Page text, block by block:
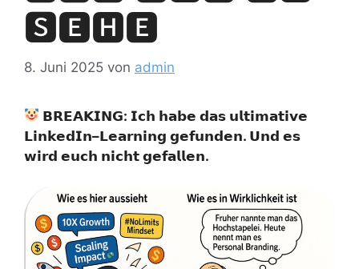
🆂🅴🅷🅴
8. Juni 2025 von admin
𝗕𝗥𝗘𝗔𝗞𝗜𝗡𝗚: 𝗜𝗰𝗵 𝗵𝗮𝗯𝗲 𝗱𝗮𝘀 𝘂𝗹𝘁𝗶𝗺𝗮𝘁𝗶𝘃𝗲
𝗟𝗶𝗻𝗸𝗲𝗱𝗜𝗻–𝗟𝗲𝗮𝗿𝗻𝗶𝗻𝗴 𝗴𝗲𝗳𝘂𝗻𝗱𝗲𝗻. 𝗨𝗻𝗱 𝗲𝘀
𝘄𝗶𝗿𝗱 𝗲𝘂𝗰𝗵 𝗻𝗶𝗰𝗵𝘁 𝗴𝗲𝗳𝗮𝗹𝗹𝗲𝗻.